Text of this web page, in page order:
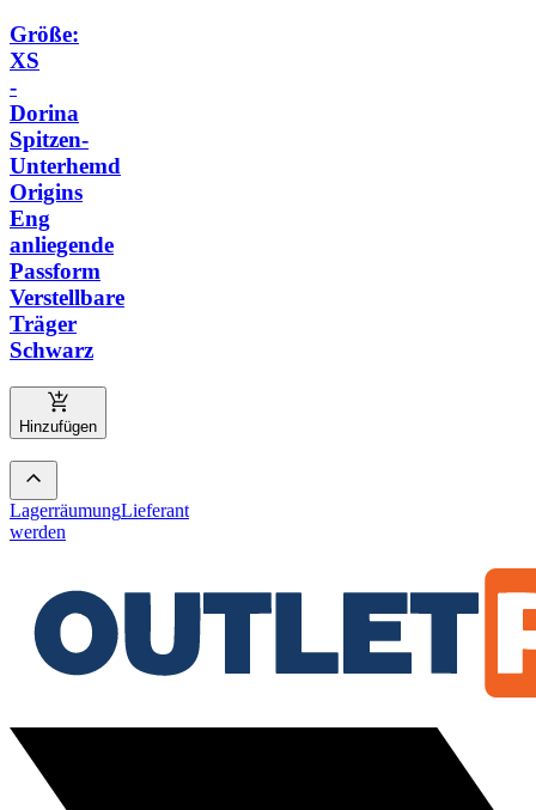
Größe:
XS
-
Dorina
Spitzen-
Unterhemd
Origins
Eng
anliegende
Passform
Verstellbare
Träger
Schwarz
Hinzufügen
LagerräumungLieferant
werden